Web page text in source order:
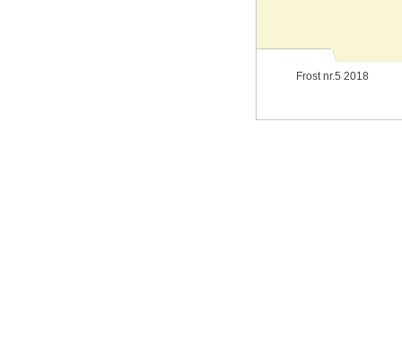
Frost nr.5 2018